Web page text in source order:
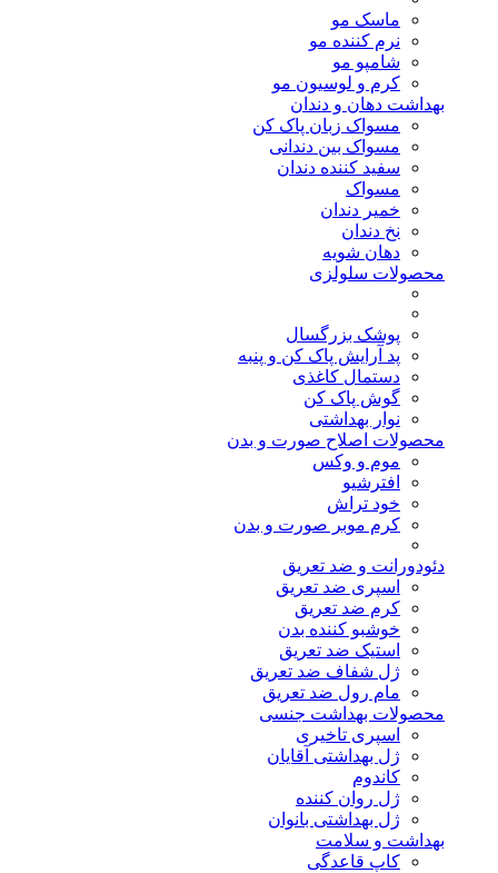
ماسک مو
نرم کننده مو
شامپو مو
کرم و لوسیون مو
بهداشت دهان و دندان
مسواک زبان پاک کن
مسواک بین دندانی
سفید کننده دندان
مسواک
خمیر دندان
نخ دندان
دهان شویه
محصولات سلولزی
پوشک بزرگسال
پد آرایش پاک کن و پنبه
دستمال کاغذی
گوش پاک کن
نوار بهداشتی
محصولات اصلاح صورت و بدن
موم و وکس
افترشیو
خود تراش
کرم موبر صورت و بدن
دئودورانت و ضد تعریق
اسپری ضد تعریق
کرم ضد تعریق
خوشبو کننده بدن
استیک ضد تعریق
ژل شفاف ضد تعریق
مام رول ضد تعریق
محصولات بهداشت جنسی
اسپری تاخیری
ژل بهداشتی آقایان
کاندوم
ژل روان کننده
ژل بهداشتی بانوان
بهداشت و سلامت
کاپ قاعدگی